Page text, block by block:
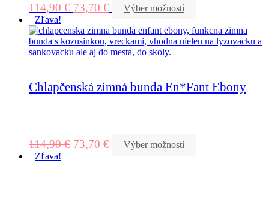
114,90€ 73,70 €
Výber možností
Zľava!
Chlapčenská zimná bunda En*Fant Ebony
114,90€ 73,70 €
Výber možností
Zľava!